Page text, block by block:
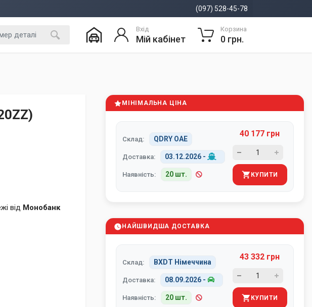
(097) 528-45-78
Вхід
Мій кабінет
Корзина
0 грн.
від Монобанк
МІНІМАЛЬНА ЦІНА
Склад: QDRY ОАЕ
Доставка: 03.12.2026 -
Наявність: 20 шт.
40 177 грн
КУПИТИ
НАЙШВИДША ДОСТАВКА
Склад: BXDT Німеччина
Доставка: 08.09.2026 -
Наявність: 20 шт.
43 332 грн
КУПИТИ